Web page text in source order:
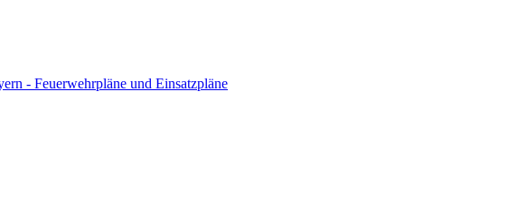
- Feuerwehrpläne und Einsatzpläne